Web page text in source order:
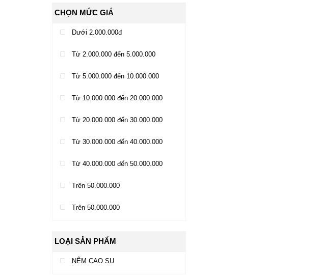
CHỌN MỨC GIÁ
Dưới 2.000.000đ
Từ 2.000.000 đến 5.000.000
Từ 5.000.000 đến 10.000.000
Từ 10.000.000 đến 20.000.000
Từ 20.000.000 đến 30.000.000
Từ 30.000.000 đến 40.000.000
Từ 40.000.000 đến 50.000.000
Trên 50.000.000
Trên 50.000.000
LOẠI SẢN PHẨM
NỆM CAO SU